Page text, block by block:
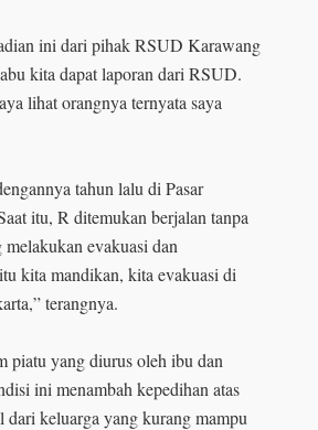
ini dari pihak RSUD Karawang
kita dapat laporan dari RSUD.
lihat orangnya ternyata saya
tahun lalu di Pasar
itu, R ditemukan berjalan tanpa
evakuasi dan
kita mandikan, kita evakuasi di
terangnya.
piatu yang diurus oleh ibu dan
ini menambah kepedihan atas
dari keluarga yang kurang mampu